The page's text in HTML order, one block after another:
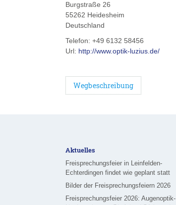
Burgstraße 26
55262 Heidesheim
Deutschland
Telefon: +49 6132 58456
Url: http://www.optik-luzius.de/
Wegbeschreibung
Aktuelles
Freisprechungsfeier in Leinfelden-
Echterdingen findet wie geplant statt
Bilder der Freisprechungsfeiern 2026
Freisprechungsfeier 2026: Augenoptik-